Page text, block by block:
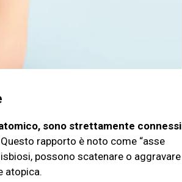
sono strettamente connessi
Questo rapporto è noto come “asse
possono scatenare o aggravare
atopica.